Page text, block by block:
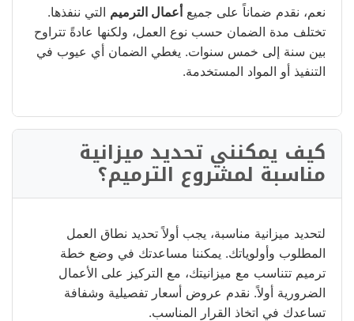
نعم، نقدم ضماناً على جميعأعمال الترميم التي ننفذها.
تختلف مدة الضمان حسب نوع العمل، ولكنها عادةً تتراوح
بين سنة إلى خمس سنوات. يغطي الضمان أي عيوب في
التنفيذ أو المواد المستخدمة.
كيف يمكنني تحديد ميزانية
مناسبة لمشروع الترميم؟
لتحديد ميزانية مناسبة، يجب أولاً تحديد نطاق العمل
المطلوب وأولوياتك. يمكننا مساعدتك في وضع خطة
ترميم تتناسب مع ميزانيتك، مع التركيز على الأعمال
الضرورية أولاً. نقدم عروض أسعار تفصيلية وشفافة
تساعدك في اتخاذ القرار المناسب.